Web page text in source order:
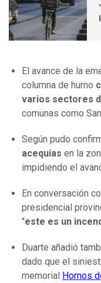
El avance de la
columna de humo
varios sectores
comunas como
Según pudo
acequias en la
impidiendo el
En conversación
presidencial
"este es un
Duarte añadió
dado que el
memorial Hornos